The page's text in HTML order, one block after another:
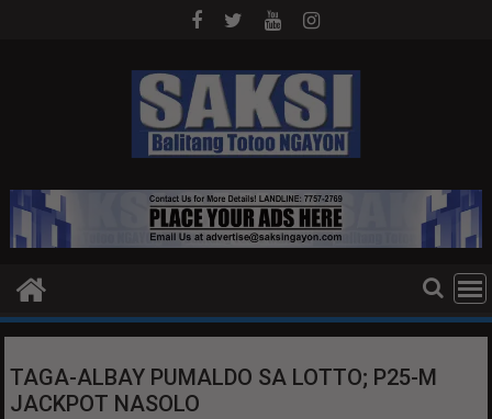
TAGA-ALBAY PUMALDO SA LOTTO; P25-M
JACKPOT NASOLO